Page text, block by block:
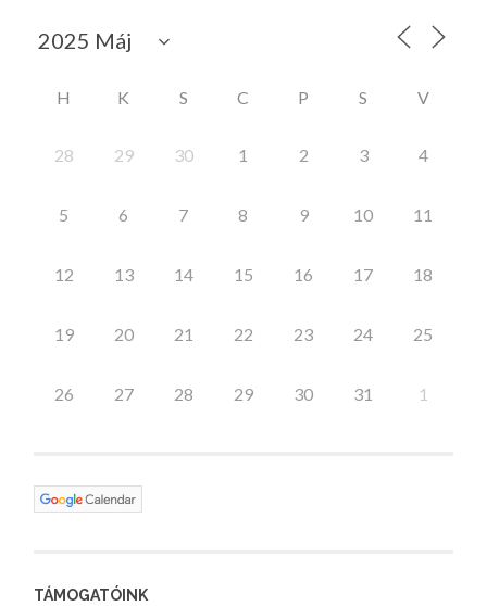
H K S C P S V
28 29 30 1 2 3 4
5 6 7 8 9 10 11
12 13 14 15 16 17 18
19 20 21 22 23 24 25
26 27 28 29 30 31 1
TÁMOGATÓINK